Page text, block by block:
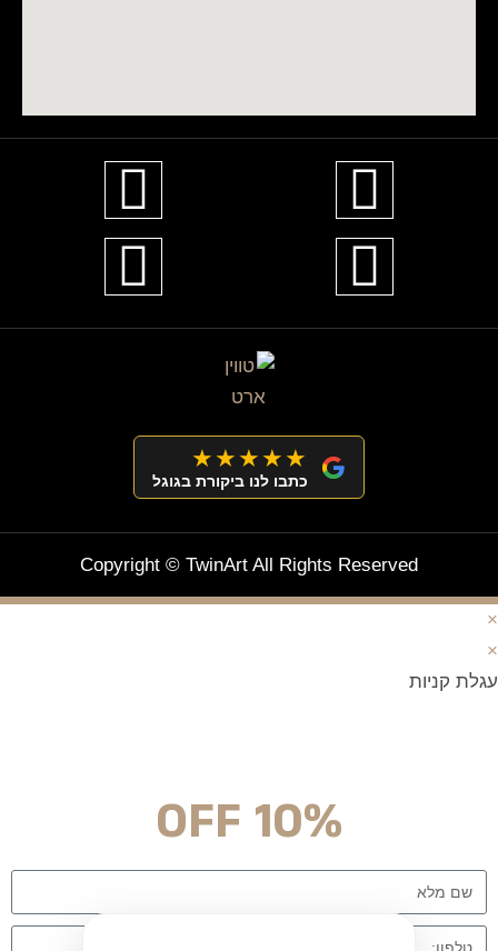
★★★★★
כתבו לנו ביקורת בגוגל
Copyright © TwinArt All Rights Reserved
×
×
עגלת קניות
10% OFF